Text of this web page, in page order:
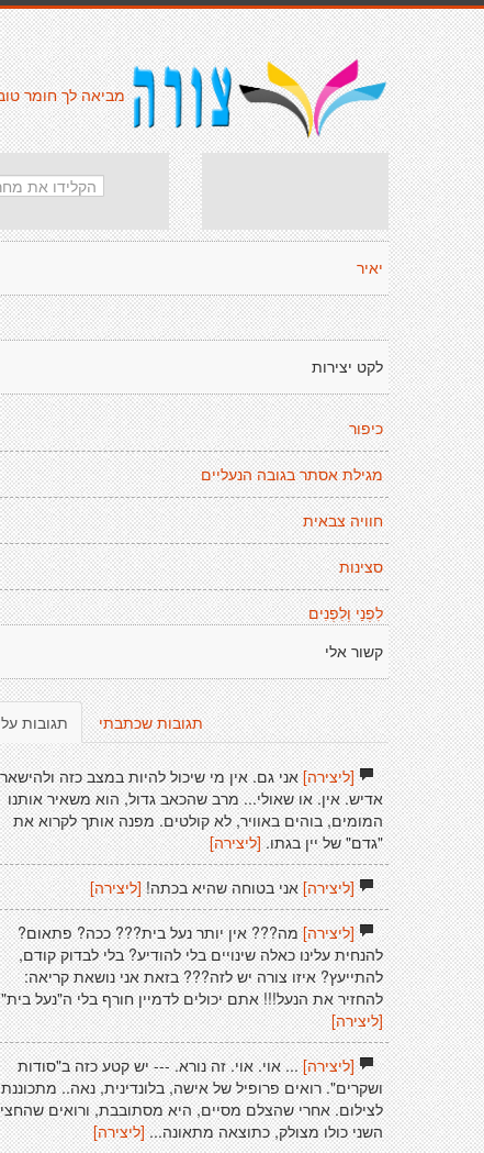
מביאה לך חומר
יאיר
לקט יצירות
כיפור
מגילת אסתר בגובה הנעליים
חוויה צבאית
סצינות
לִפְנַי וְלִפְנִים
קשור אלי
תגובות תגובות שכתבתי
[ליצירה]אני גם. אין מי שיכול להיות במצב כזה ולהישאר
אדיש. אין. או שאולי... מרב שהכאב גדול, הוא משאיר אותנו
המומים, בוהים באוויר, לא קולטים. מפנה אותך לקרוא את
"גדם" של יין בגתו. [ליצירה]
[ליצירה]אני בטוחה שהיא בכתה! [ליצירה]
[ליצירה]מה??? אין יותר נעל בית??? ככה? פתאום?
להנחית עלינו כאלה שינויים בלי להודיע? בלי לבדוק קודם,
להתייעץ? איזו צורה יש לזה??? בזאת אני נושאת קריאה:
להחזיר את הנעל!!! אתם יכולים לדמיין חורף בלי ה"נעל
[ליצירה]
[ליצירה]... אוי. אוי. זה נורא. --- יש קטע כזה ב"סודות
ושקרים". רואים פרופיל של אישה, בלונדינית, נאה.. מתכוננת
לצילום. אחרי שהצלם מסיים, היא מסתובבת, ורואים שהחצי
השני כולו מצולק, כתוצאה מתאונה... [ליצירה]